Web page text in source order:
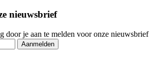
nieuwsbrief
door je aan te melden voor onze nieuwsbrief
Aanmelden